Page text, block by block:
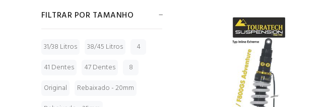
FILTRAR POR TAMANHO
31/38 Litros 38/45 Litros
4
41 Dentes
47 Dentes
8
Original
Rebaixado - 20mm